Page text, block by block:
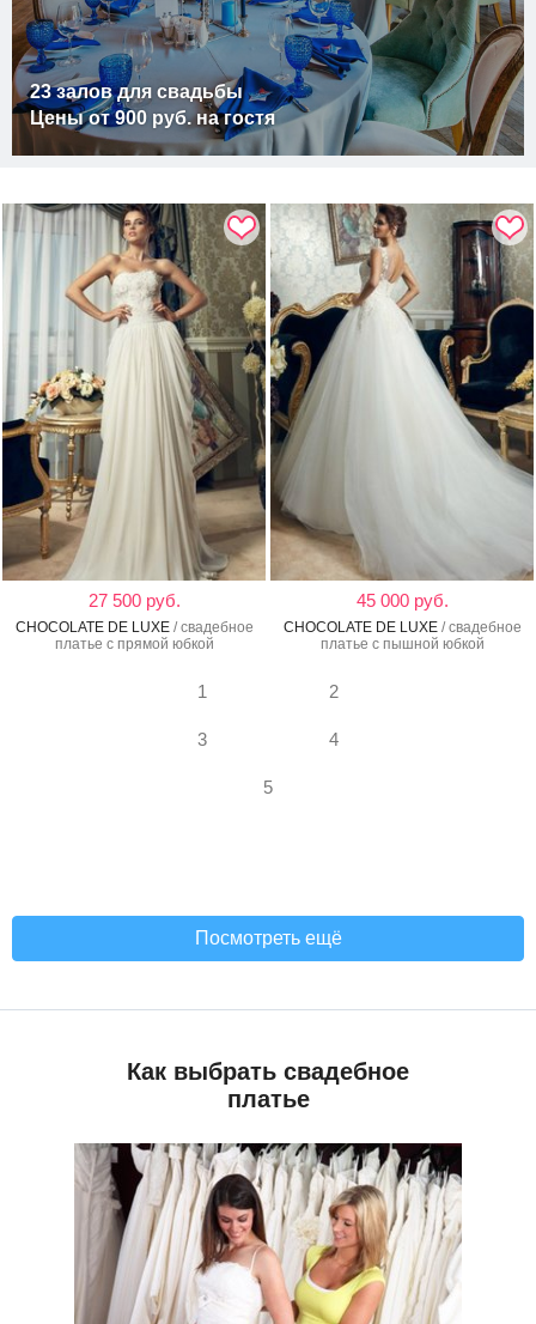
23 залов для свадьбы
Цены от 900 руб. на гостя
27 500 руб.
CHOCOLATE DE LUXE/ свадебное
платье с прямой юбкой
45 000 руб.
CHOCOLATE DE LUXE/ свадебное
платье с пышной юбкой
1 2
3 4
5
Посмотреть ещё
Как выбрать свадебное
платье